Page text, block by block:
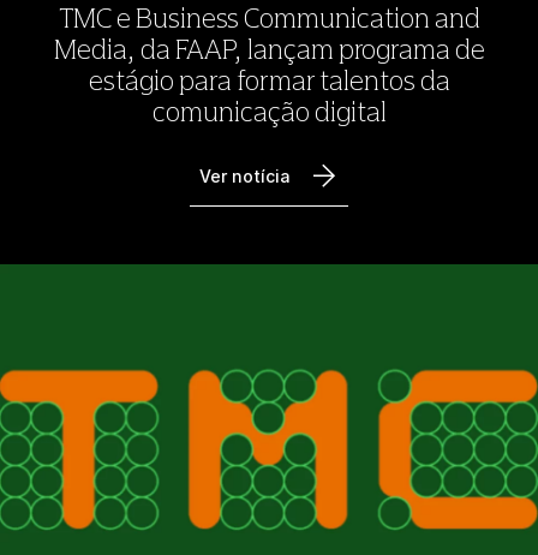
TMC e Business Communication and
Media, da FAAP, lançam programa de
estágio para formar talentos da
comunicação digital
Ver notícia